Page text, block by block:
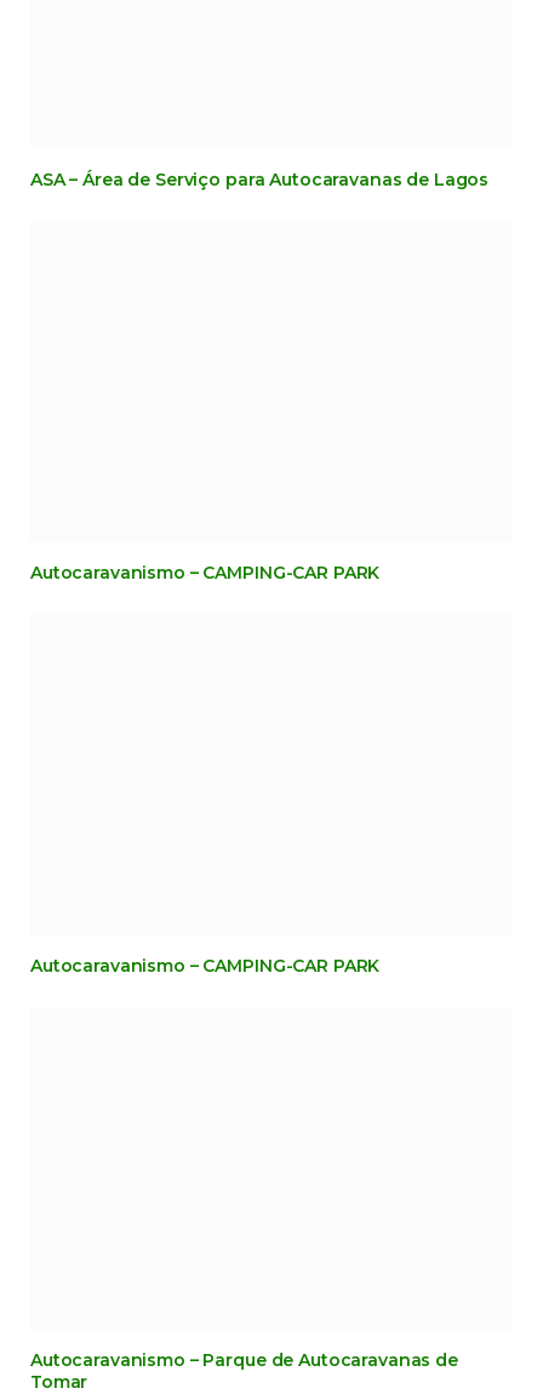
ASA – Área de Serviço para Autocaravanas de Lagos
Autocaravanismo – CAMPING-CAR PARK
Autocaravanismo – CAMPING-CAR PARK
Autocaravanismo – Parque de Autocaravanas de
Tomar